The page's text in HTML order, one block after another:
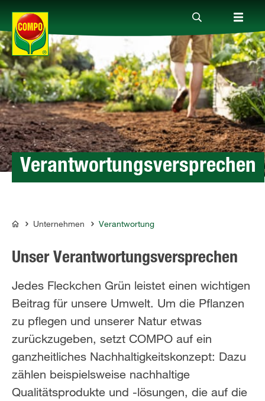
Produkte
Ratgeber
Themenwelten
Verantwortungsversprechen
COMPO
Unternehmen Verantwortung
Unser Verantwortungsversprechen
Jedes Fleckchen Grün leistet einen wichtigen
Beitrag für unsere Umwelt. Um die Pflanzen
zu pflegen und unserer Natur etwas
zurückzugeben, setzt COMPO auf ein
ganzheitliches Nachhaltigkeitskonzept: Dazu
zählen beispielsweise nachhaltige
Qualitätsprodukte und -lösungen, die auf die